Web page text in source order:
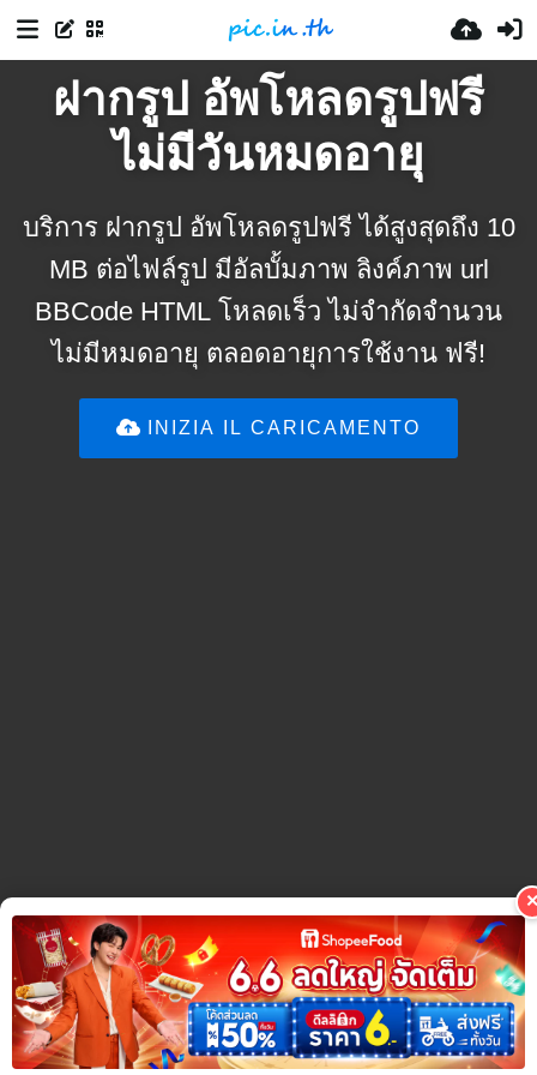
ฝากรูป อัพโหลดรูปฟรี
ไม่มีวันหมดอายุ
บริการ ฝากรูป อัพโหลดรูปฟรี ได้สูงสุดถึง 10
MB ต่อไฟล์รูป มีอัลบั้มภาพ ลิงค์ภาพ url
BBCode HTML โหลดเร็ว ไม่จำกัดจำนวน
ไม่มีหมดอายุ ตลอดอายุการใช้งาน ฟรี!
INIZIA IL CARICAMENTO